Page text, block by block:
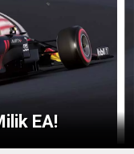
EA!